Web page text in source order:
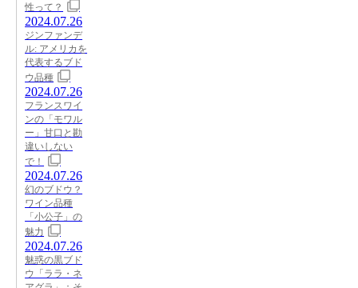
性って？
2024.07.26
ジンファンデ
ル: アメリカを
代表するブド
ウ品種
2024.07.26
フランスワイ
ンの「モワル
ー」甘口と勘
違いしない
で！
2024.07.26
幻のブドウ？
ワイン品種
「小公子」の
魅力
2024.07.26
魅惑の黒ブド
ウ「ララ・ネ